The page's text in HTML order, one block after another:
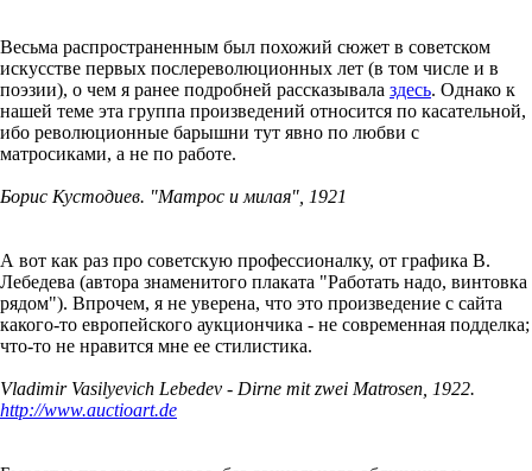
Весьма распространенным был похожий сюжет в советском
искусстве первых послереволюционных лет (в том числе и в
поэзии), о чем я ранее подробней рассказывала здесь. Однако к
нашей теме эта группа произведений относится по касательной,
ибо революционные барышни тут явно по любви с
матросиками, а не по работе.
Борис Кустодиев. "Матрос и милая", 1921
А вот как раз про советскую профессионалку, от графика В.
Лебедева (автора знаменитого плаката "Работать надо, винтовка
рядом"). Впрочем, я не уверена, что это произведение с сайта
какого-то европейского аукциончика - не современная подделка;
что-то не нравится мне ее стилистика.
Vladimir Vasilyevich Lebedev - Dirne mit zwei Matrosen, 1922.
http://www.auctioart.de